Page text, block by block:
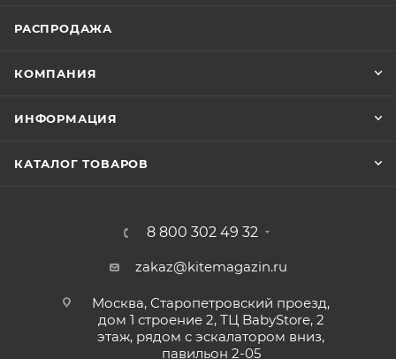
РАСПРОДАЖА
КОМПАНИЯ
ИНФОРМАЦИЯ
КАТАЛОГ ТОВАРОВ
8 800 302 49 32
zakaz@kitemagazin.ru
Москва, Старопетровский проезд,
дом 1 строение 2, ТЦ BabyStore, 2
этаж, рядом с эскалатором вниз,
павильон 2-05